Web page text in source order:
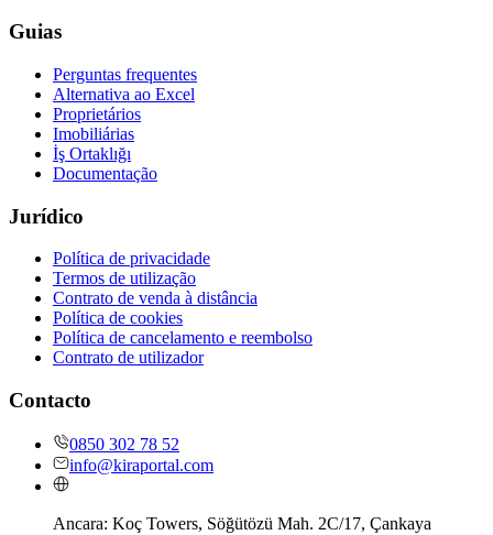
Guias
Perguntas frequentes
Alternativa ao Excel
Proprietários
Imobiliárias
İş Ortaklığı
Documentação
Jurídico
Política de privacidade
Termos de utilização
Contrato de venda à distância
Política de cookies
Política de cancelamento e reembolso
Contrato de utilizador
Contacto
0850 302 78 52
info@kiraportal.com
Ancara: Koç Towers, Söğütözü Mah. 2C/17, Çankaya